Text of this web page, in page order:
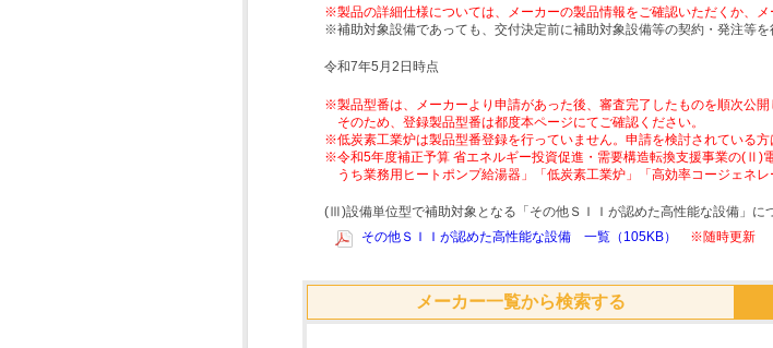
※製品の詳細仕様については、メーカーの製品情報をご確認いただくか、メ
※補助対象設備であっても、交付決定前に補助対象設備等の契約・発注等
令和7年5月2日時点
※製品型番は、メーカーより申請があった後、審査完了したものを順次公開
そのため、登録製品型番は都度本ページにてご確認ください。
※低炭素工業炉は製品型番登録を行っていません。申請を検討されている方
※令和5年度補正予算 省エネルギー投資促進・需要構造転換支援事業の(Ⅱ)
うち業務用ヒートポンプ給湯器」「低炭素工業炉」「高効率コージェネ
(Ⅲ)設備単位型で補助対象となる「その他ＳＩＩが認めた高性能な設備」に
その他ＳＩＩが認めた高性能な設備 一覧（105KB）
※随時更新
メーカー一覧から検索する